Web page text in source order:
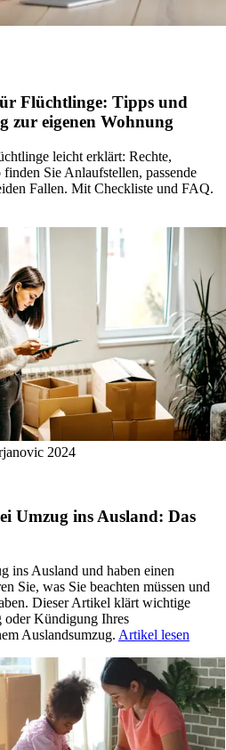
Flüchtlinge: Tipps und
zur eigenen Wohnung
leicht erklärt: Rechte,
Sie Anlaufstellen, passende
Fallen. Mit Checkliste und FAQ.
2024
Umzug ins Ausland: Das
ins Ausland und haben einen
Sie, was Sie beachten müssen und
Dieser Artikel klärt wichtige
oder Kündigung Ihres
Auslandsumzug. Artikel lesen